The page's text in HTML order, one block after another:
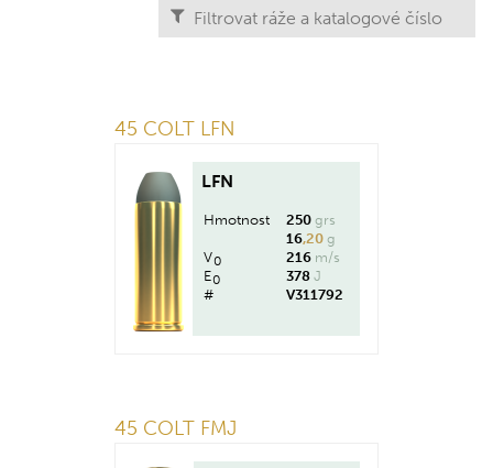
45 COLT LFN
LFN
Hmotnost 250 grs
16,20 g
V0 216 m/s
E0 378 J
#
V311792
45 COLT FMJ